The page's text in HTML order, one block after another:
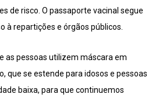
de risco. O passaporte vacinal segue
à repartições e órgãos públicos.
as pessoas utilizem máscara em
que se estende para idosos e pessoas
baixa, para que continuemos